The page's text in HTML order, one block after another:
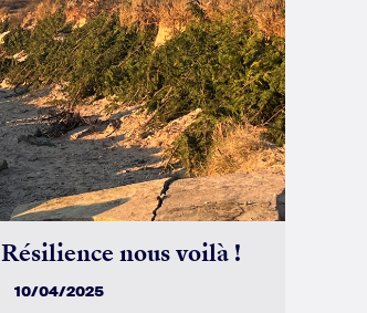
Résilience nous voilà !
10/04/2025